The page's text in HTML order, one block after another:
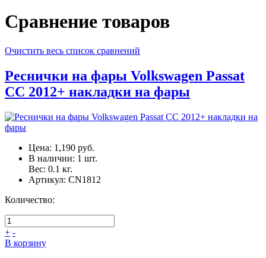
Сравнение товаров
Очистить весь список сравнений
Реснички на фары Volkswagen Passat
CC 2012+ накладки на фары
Цена: 1,190 руб.
В наличии: 1 шт.
Вес: 0.1 кг.
Артикул: CN1812
Количество:
+ -
В корзину